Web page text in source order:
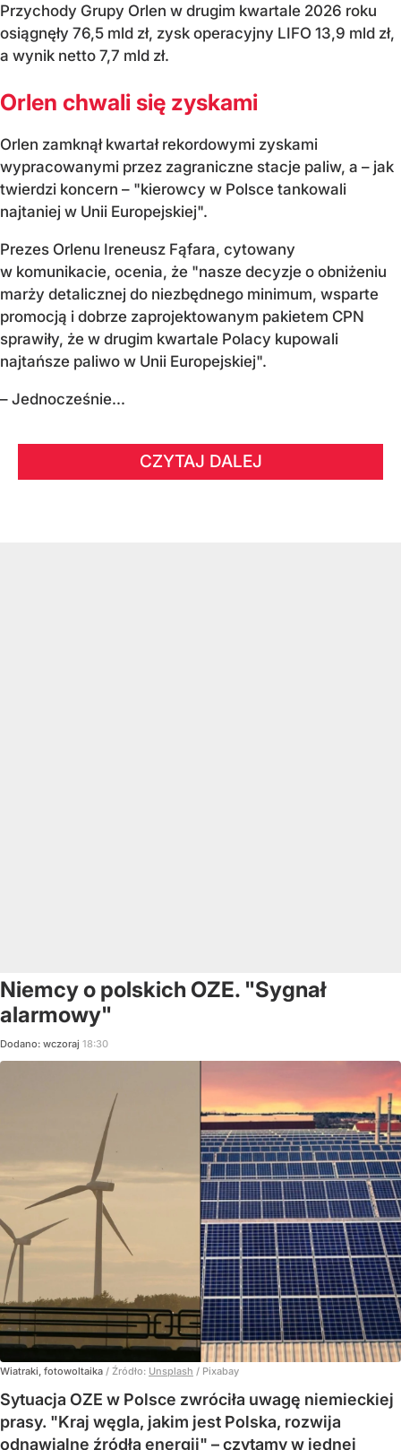
Przychody Grupy Orlen w drugim kwartale 2026 roku
osiągnęły 76,5 mld zł, zysk operacyjny LIFO 13,9 mld zł,
a wynik netto 7,7 mld zł.
Orlen chwali się zyskami
Orlen zamknął kwartał rekordowymi zyskami
wypracowanymi przez zagraniczne stacje paliw, a – jak
twierdzi koncern – "kierowcy w Polsce tankowali
najtaniej w Unii Europejskiej".
Prezes Orlenu Ireneusz Fąfara, cytowany
w komunikacie, ocenia, że "nasze decyzje o obniżeniu
marży detalicznej do niezbędnego minimum, wsparte
promocją i dobrze zaprojektowanym pakietem CPN
sprawiły, że w drugim kwartale Polacy kupowali
najtańsze paliwo w Unii Europejskiej".
– Jednocześnie...
CZYTAJ DALEJ
Niemcy o polskich OZE. "Sygnał
alarmowy"
Dodano: wczoraj 18:30
Wiatraki, fotowoltaika / Źródło: Unsplash / Pixabay
Sytuacja OZE w Polsce zwróciła uwagę niemieckiej
prasy. "Kraj węgla, jakim jest Polska, rozwija
odnawialne źródła energii" – czytamy w jednej